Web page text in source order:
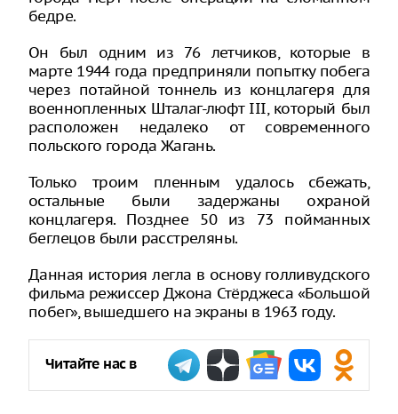
бедре.
Он был одним из 76 летчиков, которые в
марте 1944 года предприняли попытку побега
через потайной тоннель из концлагеря для
военнопленных Шталаг-люфт III, который был
расположен недалеко от современного
польского города Жагань.
Только троим пленным удалось сбежать,
остальные были задержаны охраной
концлагеря. Позднее 50 из 73 пойманных
беглецов были расстреляны.
Данная история легла в основу голливудского
фильма режиссер Джона Стёрджеса «Большой
побег», вышедшего на экраны в 1963 году.
Читайте нас в